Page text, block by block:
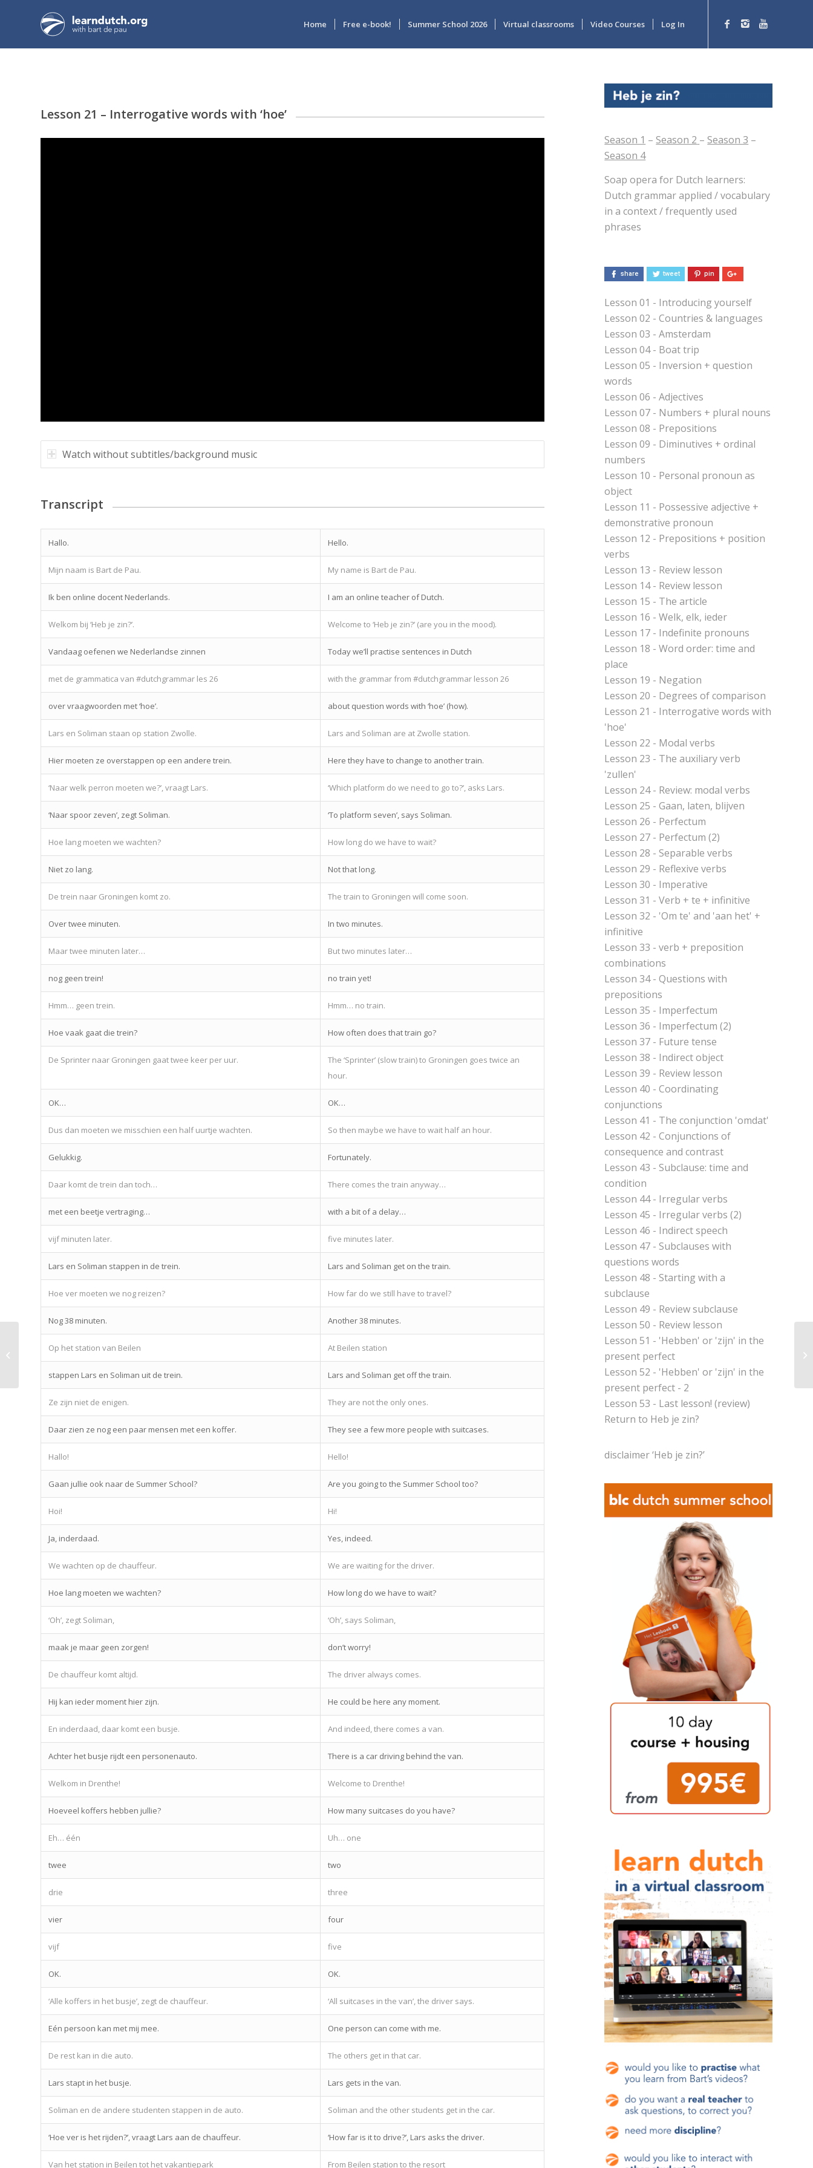
Home Free e-book! Summer School 2026 Virtual classrooms Video Courses Log In
Lesson 21 – Interrogative words with ‘hoe’
Watch without subtitles/background music
Transcript
Hallo. Hello.
Mijn naam is Bart de Pau. My name is Bart de Pau.
Ik ben online docent Nederlands. I am an online teacher of Dutch.
Welkom bij ‘Heb je zin?’. Welcome to ‘Heb je zin?’ (are you in the mood).
Vandaag oefenen we Nederlandse zinnen Today we’ll practise sentences in Dutch
met de grammatica van #dutchgrammar les 26 with the grammar from #dutchgrammar lesson 26
over vraagwoorden met ‘hoe’. about question words with ‘hoe’ (how).
Lars en Soliman staan op station Zwolle. Lars and Soliman are at Zwolle station.
Hier moeten ze overstappen op een andere trein. Here they have to change to another train.
‘Naar welk perron moeten we?’, vraagt Lars. ‘Which platform do we need to go to?’, asks Lars.
‘Naar spoor zeven’, zegt Soliman. ‘To platform seven’, says Soliman.
Hoe lang moeten we wachten? How long do we have to wait?
Niet zo lang. Not that long.
De trein naar Groningen komt zo. The train to Groningen will come soon.
Over twee minuten. In two minutes.
Maar twee minuten later… But two minutes later…
nog geen trein! no train yet!
Hmm… geen trein. Hmm… no train.
Hoe vaak gaat die trein? How often does that train go?
De Sprinter naar Groningen gaat twee keer per uur.
The ‘Sprinter’ (slow train) to Groningen goes twice an
hour.
OK… OK…
Dus dan moeten we misschien een half uurtje wachten. So then maybe we have to wait half an hour.
Gelukkig. Fortunately.
Daar komt de trein dan toch… There comes the train anyway…
met een beetje vertraging… with a bit of a delay…
vijf minuten later. five minutes later.
Lars en Soliman stappen in de trein. Lars and Soliman get on the train.
Hoe ver moeten we nog reizen? How far do we still have to travel?
Nog 38 minuten. Another 38 minutes.
Op het station van Beilen At Beilen station
stappen Lars en Soliman uit de trein. Lars and Soliman get off the train.
Ze zijn niet de enigen. They are not the only ones.
Daar zien ze nog een paar mensen met een koffer. They see a few more people with suitcases.
Hallo! Hello!
Gaan jullie ook naar de Summer School? Are you going to the Summer School too?
Hoi! Hi!
Ja, inderdaad. Yes, indeed.
We wachten op de chauffeur. We are waiting for the driver.
Hoe lang moeten we wachten? How long do we have to wait?
‘Oh’, zegt Soliman, ‘Oh’, says Soliman,
maak je maar geen zorgen! don’t worry!
De chauffeur komt altijd. The driver always comes.
Hij kan ieder moment hier zijn. He could be here any moment.
En inderdaad, daar komt een busje. And indeed, there comes a van.
Achter het busje rijdt een personenauto. There is a car driving behind the van.
Welkom in Drenthe! Welcome to Drenthe!
Hoeveel koffers hebben jullie? How many suitcases do you have?
Eh… één Uh… one
twee two
drie three
vier four
vijf five
OK. OK.
‘Alle koffers in het busje’, zegt de chauffeur. ‘All suitcases in the van’, the driver says.
Eén persoon kan met mij mee. One person can come with me.
De rest kan in die auto. The others get in that car.
Lars stapt in het busje. Lars gets in the van.
Soliman en de andere studenten stappen in de auto. Soliman and the other students get in the car.
‘Hoe ver is het rijden?’, vraagt Lars aan de chauffeur. ‘How far is it to drive?’, Lars asks the driver.
Van het station in Beilen tot het vakantiepark From Beilen station to the resort
Season 1 – Season 2 – Season 3 –
Season 4
Soap opera for Dutch learners:
Dutch grammar applied / vocabulary
in a context / frequently used
phrases
share tweet pin
Lesson 01 - Introducing yourself
Lesson 02 - Countries & languages
Lesson 03 - Amsterdam
Lesson 04 - Boat trip
Lesson 05 - Inversion + question
words
Lesson 06 - Adjectives
Lesson 07 - Numbers + plural nouns
Lesson 08 - Prepositions
Lesson 09 - Diminutives + ordinal
numbers
Lesson 10 - Personal pronoun as
object
Lesson 11 - Possessive adjective +
demonstrative pronoun
Lesson 12 - Prepositions + position
verbs
Lesson 13 - Review lesson
Lesson 14 - Review lesson
Lesson 15 - The article
Lesson 16 - Welk, elk, ieder
Lesson 17 - Indefinite pronouns
Lesson 18 - Word order: time and
place
Lesson 19 - Negation
Lesson 20 - Degrees of comparison
Lesson 21 - Interrogative words with
'hoe'
Lesson 22 - Modal verbs
Lesson 23 - The auxiliary verb
'zullen'
Lesson 24 - Review: modal verbs
Lesson 25 - Gaan, laten, blijven
Lesson 26 - Perfectum
Lesson 27 - Perfectum (2)
Lesson 28 - Separable verbs
Lesson 29 - Reflexive verbs
Lesson 30 - Imperative
Lesson 31 - Verb + te + infinitive
Lesson 32 - 'Om te' and 'aan het' +
infinitive
Lesson 33 - verb + preposition
combinations
Lesson 34 - Questions with
prepositions
Lesson 35 - Imperfectum
Lesson 36 - Imperfectum (2)
Lesson 37 - Future tense
Lesson 38 - Indirect object
Lesson 39 - Review lesson
Lesson 40 - Coordinating
conjunctions
Lesson 41 - The conjunction 'omdat'
Lesson 42 - Conjunctions of
consequence and contrast
Lesson 43 - Subclause: time and
condition
Lesson 44 - Irregular verbs
Lesson 45 - Irregular verbs (2)
Lesson 46 - Indirect speech
Lesson 47 - Subclauses with
questions words
Lesson 48 - Starting with a
subclause
Lesson 49 - Review subclause
Lesson 50 - Review lesson
Lesson 51 - 'Hebben' or 'zijn' in the
present perfect
Lesson 52 - 'Hebben' or 'zijn' in the
present perfect - 2
Lesson 53 - Last lesson! (review)
Return to Heb je zin?
disclaimer ‘Heb je zin?’
Lesson 20 – Degrees of comparison